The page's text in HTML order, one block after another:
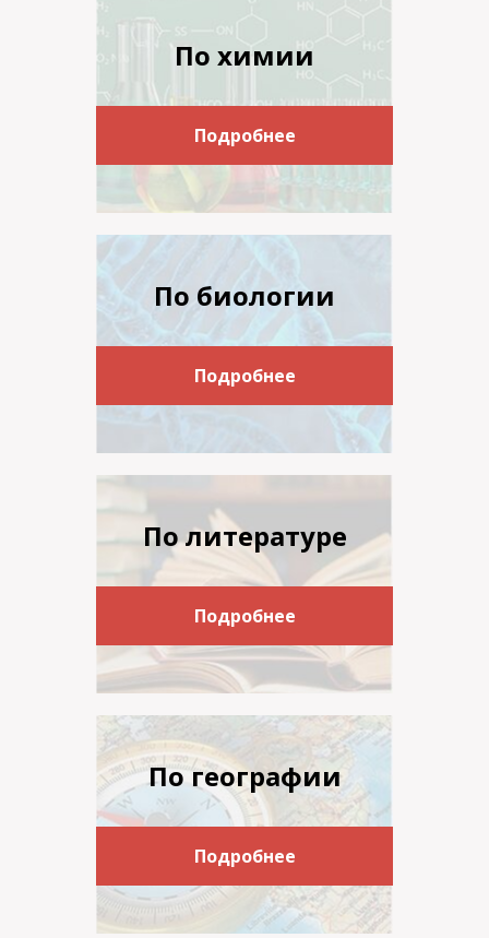
По химии
Подробнее
По биологии
Подробнее
По литературе
Подробнее
По географии
Подробнее